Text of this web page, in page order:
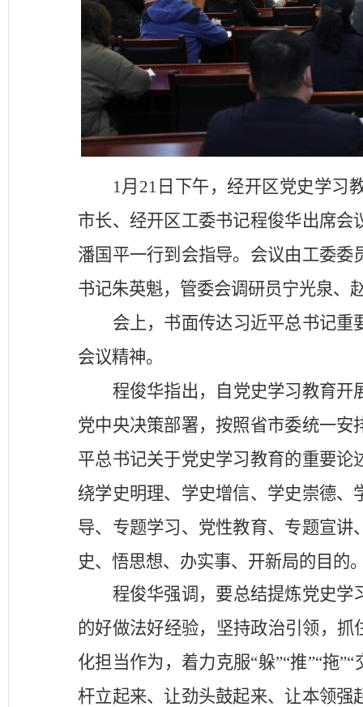
1月 21 日下午，经开区党史学习
市长、经开区工委书记程俊华出席
潘国平一行到会指导。会议由工委
书记朱英魁，管委会调研员宁光泉、
会上，书面传达习近平总书记
会议精神。
程俊华指出，自 党史学习教育开
党中央决策部署，按照省市委统一安
平总书记关于党史学习教育的重要
绕学史明理、学史增信、学史崇德
导、专题学习、党性教育、专题宣
史、悟思想、办实事、开新局的目的
程俊华强调，要总结提炼党史学
的好做法好经验，坚持政治引领，抓
化担当作为，着力克服“躲”“推”“拖
杆立起来、让劲头鼓起来、让本领